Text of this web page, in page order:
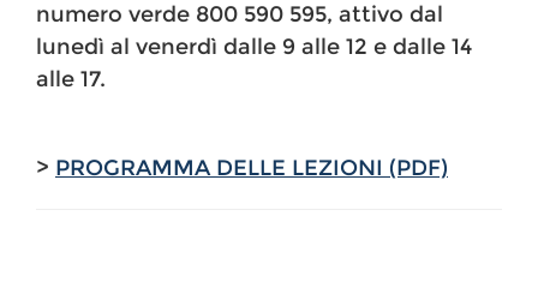
numero verde 800 590 595, attivo dal
lunedì al venerdì dalle 9 alle 12 e dalle 14
alle 17.
> PROGRAMMA DELLE LEZIONI (PDF)